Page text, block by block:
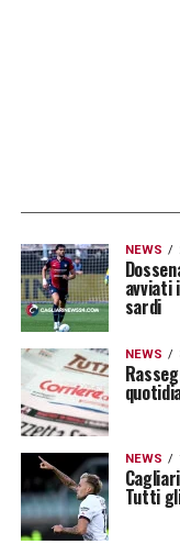
NEWS
avviati
sardi
NEWS
NEWS
Tutti